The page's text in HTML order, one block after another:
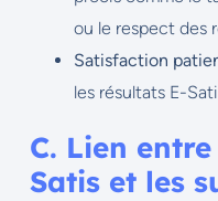
ou le respect des
Satisfaction
les résultats E-
C. Lien
Satis et les